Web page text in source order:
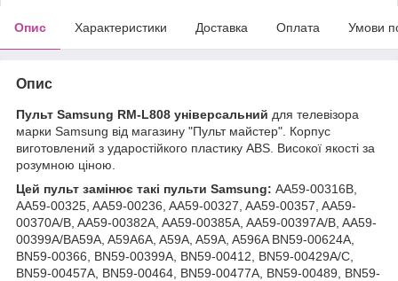
Опис Характеристики Доставка Оплата Умови
Опис
Пульт Samsung RM-L808 універсальний для телевізора
марки Samsung від магазину "Пульт майстер". Корпус
виготовлений з ударостійкого пластику ABS. Високої якості за
розумною ціною.
Цей пульт замінює такі пульти Samsung: AA59-00316B,
AA59-00325, AA59-00236, AA59-00327, AA59-00357, AA59-
00370A/B, AA59-00382A, AA59-00385A, AA59-00397A/B, AA59-
00399A/BA59A, A59A6A, A59A, A59A, A596A BN59-00624A,
BN59-00366, BN59-00399A, BN59-00412, BN59-00429A/C,
BN59-00457A, BN59-00464, BN59-00477A, BN59-00489, BN59-